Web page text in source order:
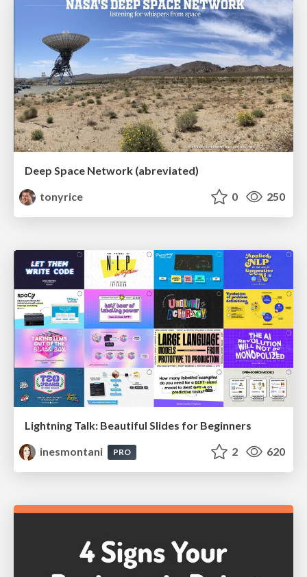
Deep Space Network (abreviated)
tonyrice
0 250
Lightning Talk: Beautiful Slides for Beginners
inesmontani
PRO 2 620